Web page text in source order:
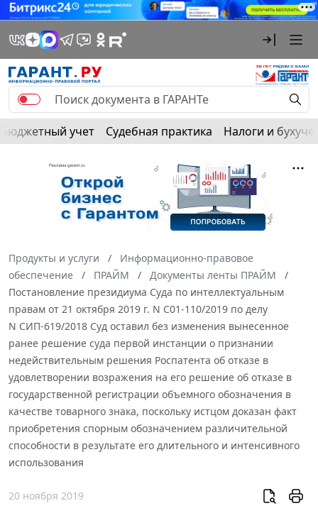
Бюджетный учет Судебная практика Налоги и
Продукты и услуги
Информационно-правовое
обеспечение
ПРАЙМ
Документы ленты ПРАЙМ
Постановление президиума Суда по интеллектуальным
правам от 21 октября 2019 г. N С01-110/2019 по делу
N СИП-619/2018 Суд оставил без изменения вынесенное
ранее решение суда первой инстанции о признании
недействительным решения Роспатента об отказе в
удовлетворении возражения на его решение об отказе в
государственной регистрации объемного обозначения в
качестве товарного знака, поскольку истцом доказан факт
приобретения спорным обозначением различительной
способности в результате его длительного и интенсивного
использования
20 ноября 2019